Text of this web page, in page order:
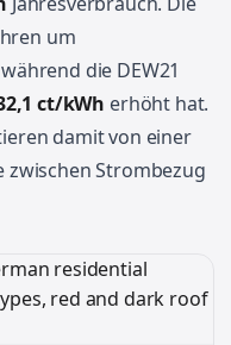
um
die DEW21
ct/kWh erhöht hat.
damit von einer
Strombezug